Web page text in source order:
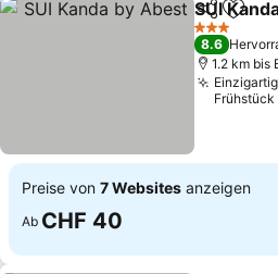
TeilenZu
SUI
3 Sterne
8.6
1.2 km bis
Frühstück
Preise von 7 Websites anzeigen
Ab CHF 40